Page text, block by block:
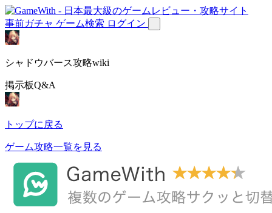
事前ガチャ ゲーム検索 ログイン
シャドウバース攻略wiki
掲示板Q&A
トップに戻る
ゲーム攻略一覧を見る